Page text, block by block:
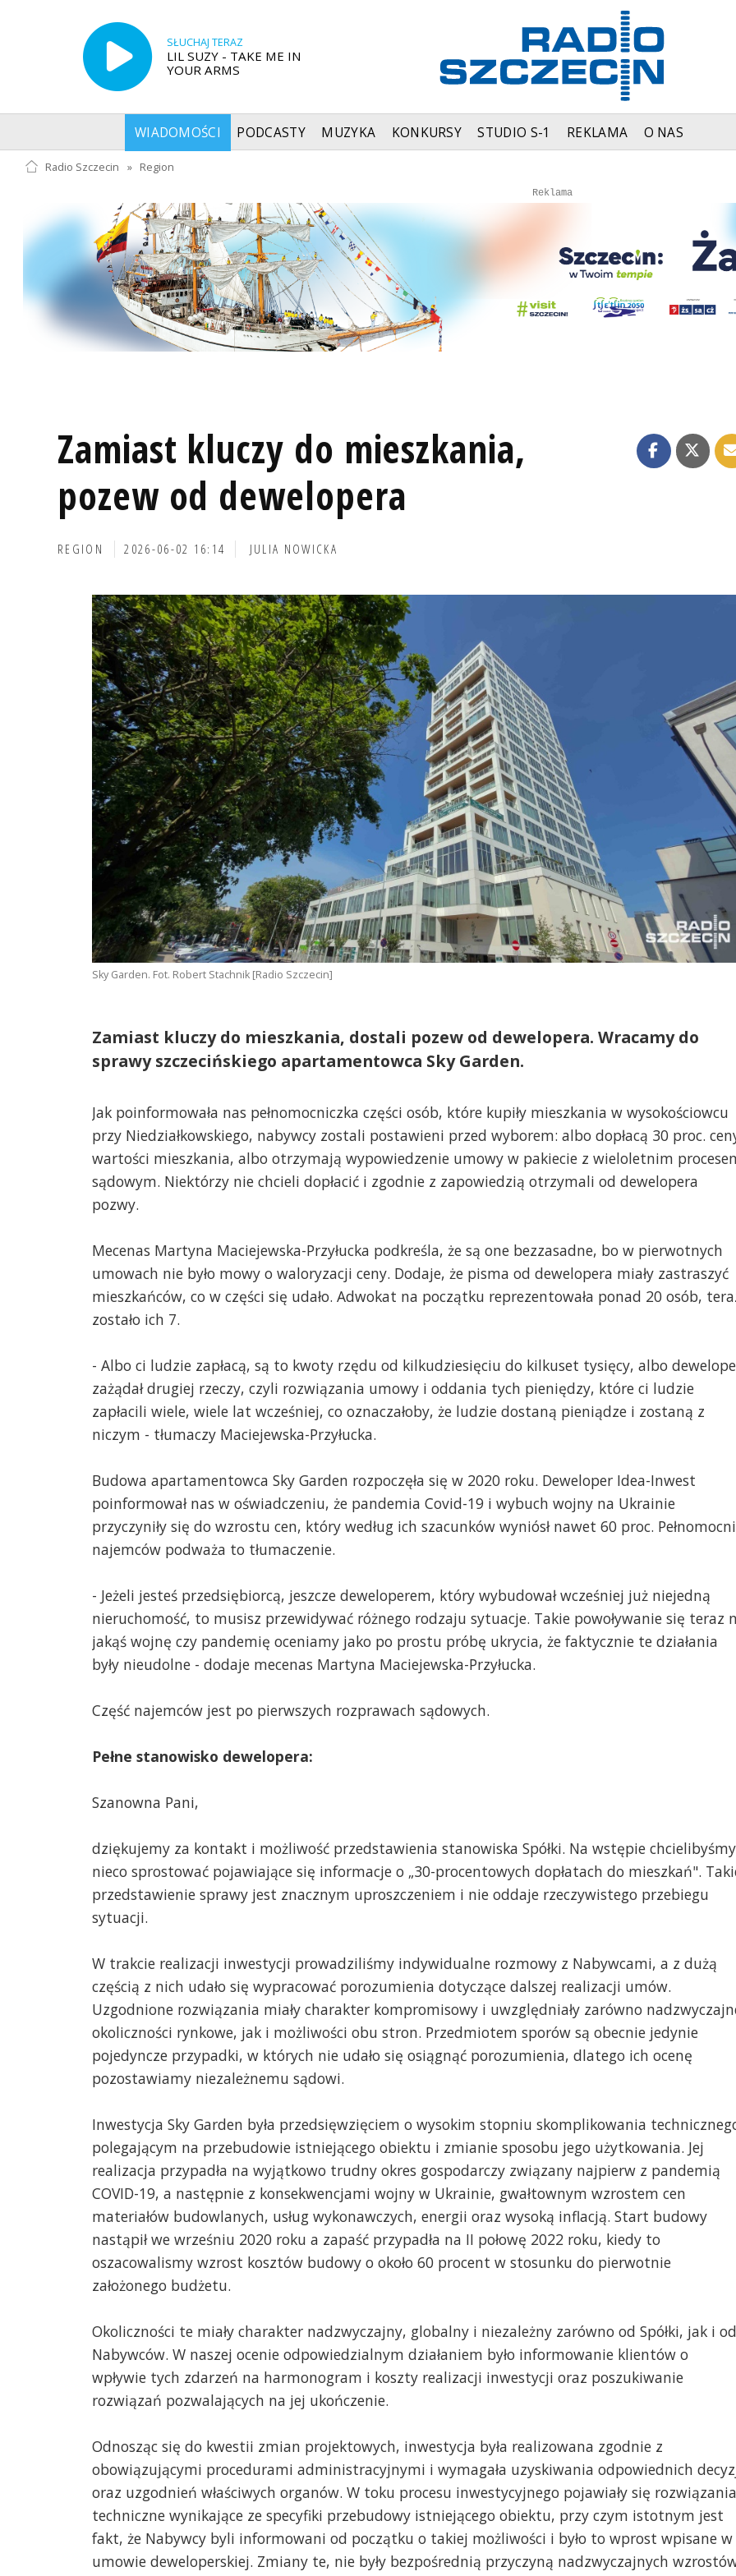
SŁUCHAJ TERAZ
LIL SUZY - TAKE ME IN
YOUR ARMS
WIADOMOŚCI PODCASTY MUZYKA KONKURSY STUDIO S-1 REKLAMA O NAS
Radio Szczecin » Region
Reklama
Autopromocja
Zamiast kluczy do mieszkania,
pozew od dewelopera
REGION 2026-06-02 16:14 JULIA NOWICKA
Sky Garden. Fot. Robert Stachnik [Radio Szczecin]
Zamiast kluczy do mieszkania, dostali pozew od dewelopera. Wracamy do
sprawy szczecińskiego apartamentowca Sky Garden.
Jak poinformowała nas pełnomocniczka części osób, które kupiły mieszkania w wysokościowcu
przy Niedziałkowskiego, nabywcy zostali postawieni przed wyborem: albo dopłacą 30 proc.
wartości mieszkania, albo otrzymają wypowiedzenie umowy w pakiecie z wieloletnim
sądowym. Niektórzy nie chcieli dopłacić i zgodnie z zapowiedzią otrzymali od dewelopera
pozwy.
Mecenas Martyna Maciejewska-Przyłucka podkreśla, że są one bezzasadne, bo w pierwotnych
umowach nie było mowy o waloryzacji ceny. Dodaje, że pisma od dewelopera miały zastraszyć
mieszkańców, co w części się udało. Adwokat na początku reprezentowała ponad 20 osób,
zostało ich 7.
- Albo ci ludzie zapłacą, są to kwoty rzędu od kilkudziesięciu do kilkuset tysięcy, albo
zażądał drugiej rzeczy, czyli rozwiązania umowy i oddania tych pieniędzy, które ci ludzie
zapłacili wiele, wiele lat wcześniej, co oznaczałoby, że ludzie dostaną pieniądze i zostaną z
niczym - tłumaczy Maciejewska-Przyłucka.
Budowa apartamentowca Sky Garden rozpoczęła się w 2020 roku. Deweloper Idea-Inwest
poinformował nas w oświadczeniu, że pandemia Covid-19 i wybuch wojny na Ukrainie
przyczyniły się do wzrostu cen, który według ich szacunków wyniósł nawet 60 proc.
najemców podważa to tłumaczenie.
- Jeżeli jesteś przedsiębiorcą, jeszcze deweloperem, który wybudował wcześniej już niejedną
nieruchomość, to musisz przewidywać różnego rodzaju sytuacje. Takie powoływanie się teraz
jakąś wojnę czy pandemię oceniamy jako po prostu próbę ukrycia, że faktycznie te działania
były nieudolne - dodaje mecenas Martyna Maciejewska-Przyłucka.
Część najemców jest po pierwszych rozprawach sądowych.
Pełne stanowisko dewelopera:
Szanowna Pani,
dziękujemy za kontakt i możliwość przedstawienia stanowiska Spółki. Na wstępie chcielibyśmy
nieco sprostować pojawiające się informacje o „30-procentowych dopłatach do mieszkań".
przedstawienie sprawy jest znacznym uproszczeniem i nie oddaje rzeczywistego przebiegu
sytuacji.
W trakcie realizacji inwestycji prowadziliśmy indywidualne rozmowy z Nabywcami, a z dużą
częścią z nich udało się wypracować porozumienia dotyczące dalszej realizacji umów.
Uzgodnione rozwiązania miały charakter kompromisowy i uwzględniały zarówno
okoliczności rynkowe, jak i możliwości obu stron. Przedmiotem sporów są obecnie jedynie
pojedyncze przypadki, w których nie udało się osiągnąć porozumienia, dlatego ich ocenę
pozostawiamy niezależnemu sądowi.
Inwestycja Sky Garden była przedsięwzięciem o wysokim stopniu skomplikowania
polegającym na przebudowie istniejącego obiektu i zmianie sposobu jego użytkowania. Jej
realizacja przypadła na wyjątkowo trudny okres gospodarczy związany najpierw z pandemią
COVID-19, a następnie z konsekwencjami wojny w Ukrainie, gwałtownym wzrostem cen
materiałów budowlanych, usług wykonawczych, energii oraz wysoką inflacją. Start budowy
nastąpił we wrześniu 2020 roku a zapaść przypadła na II połowę 2022 roku, kiedy to
oszacowalismy wzrost kosztów budowy o około 60 procent w stosunku do pierwotnie
założonego budżetu.
Okoliczności te miały charakter nadzwyczajny, globalny i niezależny zarówno od Spółki, jak i od
Nabywców. W naszej ocenie odpowiedzialnym działaniem było informowanie klientów o
wpływie tych zdarzeń na harmonogram i koszty realizacji inwestycji oraz poszukiwanie
rozwiązań pozwalających na jej ukończenie.
Odnosząc się do kwestii zmian projektowych, inwestycja była realizowana zgodnie z
obowiązującymi procedurami administracyjnymi i wymagała uzyskiwania odpowiednich
oraz uzgodnień właściwych organów. W toku procesu inwestycyjnego pojawiały się rozwiązania
techniczne wynikające ze specyfiki przebudowy istniejącego obiektu, przy czym istotnym jest
fakt, że Nabywcy byli informowani od początku o takiej możliwości i było to wprost wpisane w
umowie deweloperskiej. Zmiany te, nie były bezpośrednią przyczyną nadzwyczajnych